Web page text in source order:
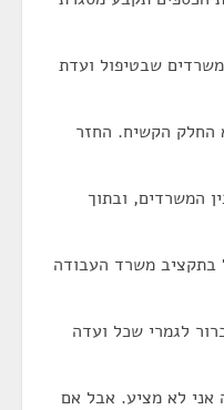
שבטיפול ועדת
החלק הקשיח. החזר
המשרדים, ובתוך
בתקציב משרד העבודה
לגמרי שכל ועדה
לא מציע. אבל אם